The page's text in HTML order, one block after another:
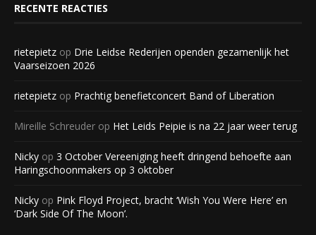
RECENTE REACTIES
rietepietz op Drie Leidse Rederijen openden gezamenlijk het
Vaarseizoen 2026
rietepietz op Prachtig benefietconcert Band of Liberation
Mireille Schreuder op Het Leids Peipie is na 22 jaar weer terug
Nicky op 3 October Vereeniging heeft dringend behoefte aan
Haringschoonmakers op 3 oktober
Nicky op Pink Floyd Project, bracht ‘Wish You Were Here’ en
‘Dark Side Of The Moon’.